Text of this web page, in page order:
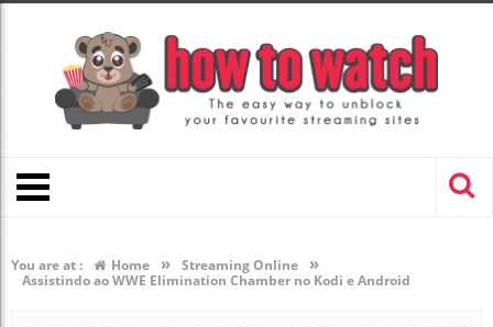
You are at : Home » Streaming Online »
Assistindo ao WWE Elimination Chamber no Kodi e Android